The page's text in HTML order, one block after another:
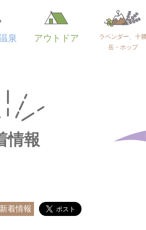
泉 アウトドア
ラベンダー、十勝
岳・ホップ
情報
新着情報